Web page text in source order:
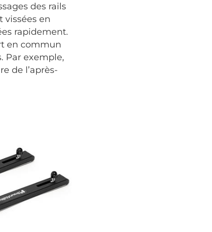
des rails
vissées en
rapidement.
en commun
Par exemple,
de l’après-